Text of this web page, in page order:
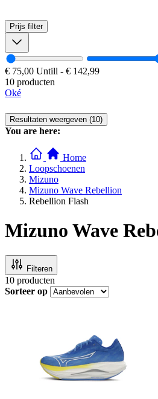
Prijs filter
€ 75,00 Untill - € 142,99
10 producten
Oké
Resultaten weergeven (10)
You are here:
Home
Loopschoenen
Mizuno
Mizuno Wave Rebellion
Rebellion Flash
Mizuno Wave
Filteren
10 producten
Sorteer op